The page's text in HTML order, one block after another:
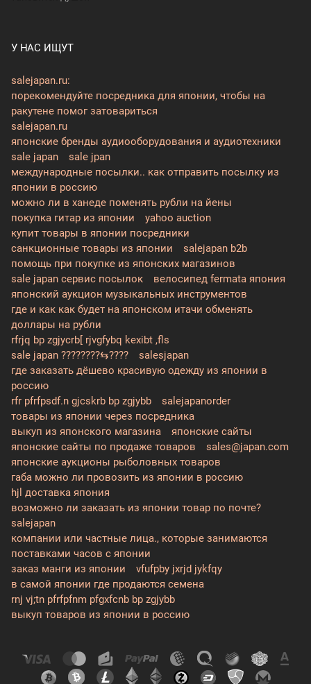
У НАС ИЩУТ
salejapan.ru:
порекомендуйте посредника для японии, чтобы на
ракутене помог затовариться
salejapan.ru
японские бренды аудиооборудования и аудиотехники
sale japan
sale jpan
международные посылки.. как отправить посылку из
японии в россию
можно ли в ханеде поменять рубли на йены
покупка гитар из японии
yahoo auction
купит товары в японии посредники
санкционные товары из японии
salejapan b2b
помощь при покупке из японских магазинов
sale japan сервис посылок
велосипед fermata япония
японский аукцион музыкальных инструментов
где и как как будет на японском итачи обменять
доллары на рубли
rfrjq bp zgjycrb[ rjvgfybq kexibt ,fls
sale japan ????????⇆????
salesjapan
где заказать дёшево красивую одежду из японии в
россию
rfr pfrfpsdf.n gjcskrb bp zgjybb
salejapanorder
товары из японии через посредника
выкуп из японского магазина
японские сайты
японские сайты по продаже товаров
sales@japan.com
японские аукционы рыболовных товаров
габа можно ли провозить из японии в россию
hjl доставка япония
возможно ли заказать из японии товар по почте?
salejapan
компании или частные лица., которые занимаются
поставками часов с японии
заказ манги из японии
vfufpby jxrjd jykfqy
в самой японии где продаются семена
rnj vj;tn pfrfpfnm pfgxfcnb bp zgjybb
выкуп товаров из японии в россию